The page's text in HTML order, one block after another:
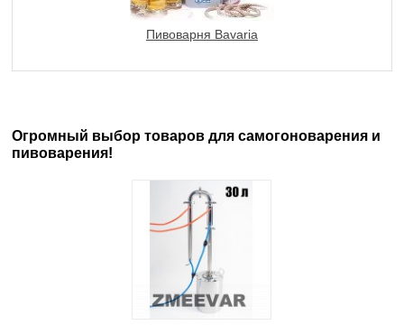
Пивоварня Bavaria
Огромный выбор товаров для самогоноварения и
пивоварения!